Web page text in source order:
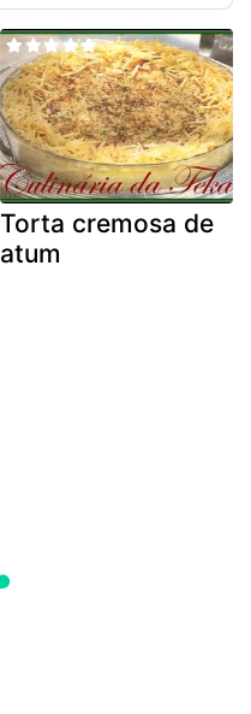
Torta cremosa de
atum